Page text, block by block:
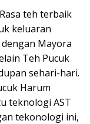
teh terbaik
keluaran
Mayora
Teh Pucuk
sehari-hari.
Harum
teknologi AST
tekonologi ini,